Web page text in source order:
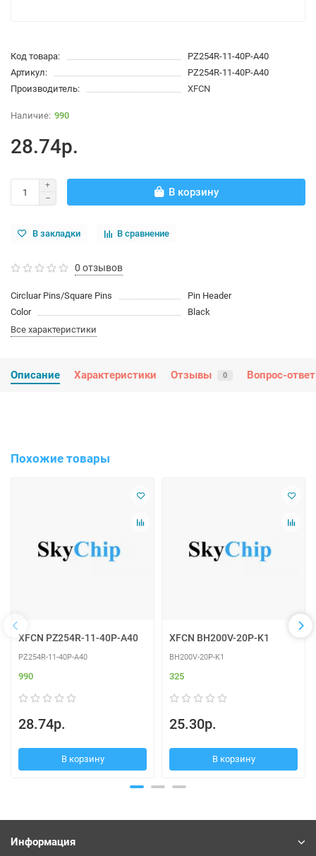
Код товара:
PZ254R-11-40P-A40
Артикул:
PZ254R-11-40P-A40
Производитель:
XFCN
990
28.74р.
В корзину
В закладки В сравнение
0 отзывов
Circluar Pins/Square Pins
Pin Header
Color
Black
Все характеристики
Описание Характеристики Отзывы 0 Вопрос-ответ
Похожие товары
XFCN PZ254R-11-40P-A40
PZ254R-11-40P-A40
990
28.74р.
В корзину
XFCN BH200V-20P-K1
BH200V-20P-K1
325
25.30р.
В корзину
Информация